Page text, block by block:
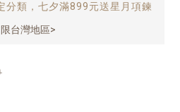
分類，七夕滿899元送星月項鍊
台灣地區>